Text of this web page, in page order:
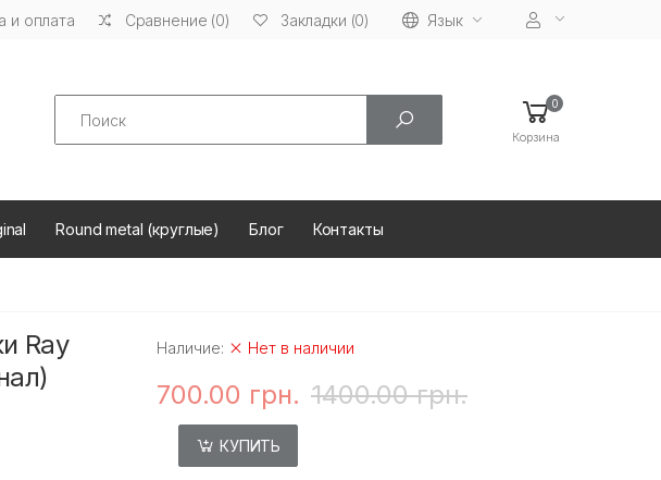
и оплата Сравнение (0) Закладки (0) Язык
Search 0
Корзина
Round metal (круглые) Блог Контакты
Ray
Наличие: Нет в наличии
700.00 грн. 1400.00 грн.
КУПИТЬ